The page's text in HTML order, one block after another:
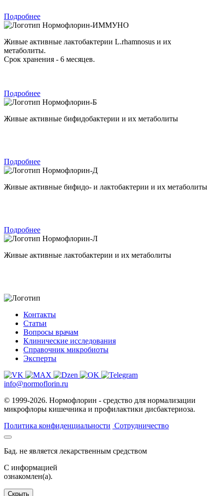
Подробнее
Нормофлорин-ИММУНО
Живые активные лактобактерии L.rhamnosus и их
метаболиты.
Срок хранения - 6 месяцев.
Подробнее
Нормофлорин-Б
Живые активные бифидобактерии и их метаболиты
Подробнее
Нормофлорин-Д
Живые активные бифидо- и лактобактерии и их метаболиты
Подробнее
Нормофлорин-Л
Живые активные лактобактерии и их метаболиты
Контакты
Статьи
Вопросы врачам
Клинические исследования
Справочник микробиоты
Эксперты
info@normoflorin.ru
© 1999-2026. Нормофлорин - средство для нормализации
микрофлоры кишечника и профилактики дисбактериоза.
Политика конфиденциальности Сотрудничество
Бад. не является лекарственным средством
C информацией
ознакомлен(а).
Скрыть